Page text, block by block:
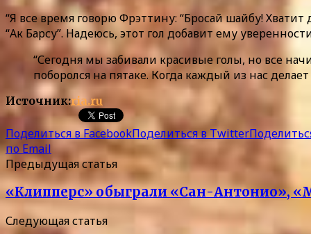
“Я все время говорю Фрэттину: “Бросай шайбу!
“Ак Барсу”. Надеюсь, этот гол добавит ему
“Сегодня мы забивали красивые голы, но все
поборолся на пятаке. Когда каждый из нас
Источник:ria.ru
Поделиться в FacebookПоделиться в Twitter
по Email
Предыдущая статья
«Клипперс» обыграли «Сан-Антонио»,
Следующая статья